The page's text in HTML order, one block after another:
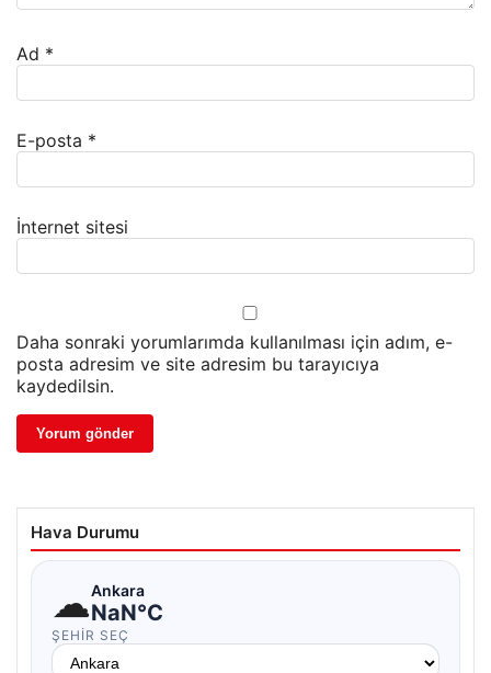
Ad *
E-posta *
İnternet sitesi
Daha sonraki yorumlarımda kullanılması için adım, e-
posta adresim ve site adresim bu tarayıcıya
kaydedilsin.
Hava Durumu
☁Ankara
NaN°C
ŞEHIR SEÇ